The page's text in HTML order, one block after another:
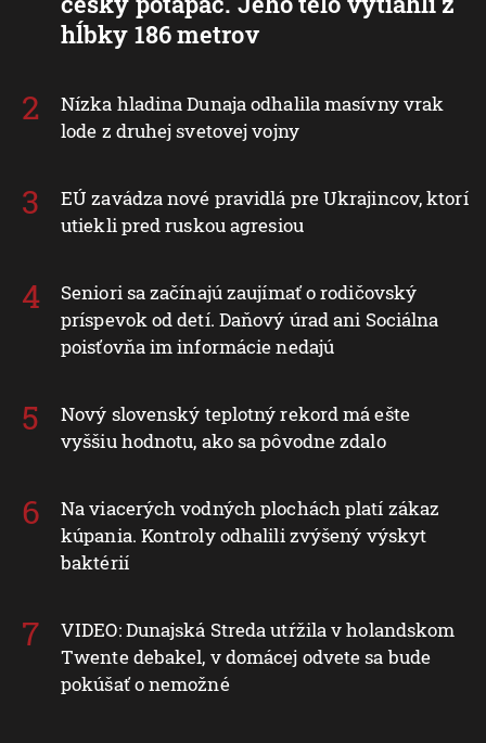
hĺbky 186 metrov
Nízka hladina Dunaja odhalila masívny vrak
lode z druhej svetovej vojny
EÚ zavádza nové pravidlá pre Ukrajincov, ktorí
utiekli pred ruskou agresiou
Seniori sa začínajú zaujímať o rodičovský
príspevok od detí. Daňový úrad ani Sociálna
poisťovňa im informácie nedajú
Nový slovenský teplotný rekord má ešte
vyššiu hodnotu, ako sa pôvodne zdalo
Na viacerých vodných plochách platí zákaz
kúpania. Kontroly odhalili zvýšený výskyt
baktérií
VIDEO: Dunajská Streda utŕžila v holandskom
Twente debakel, v domácej odvete sa bude
pokúšať o nemožné